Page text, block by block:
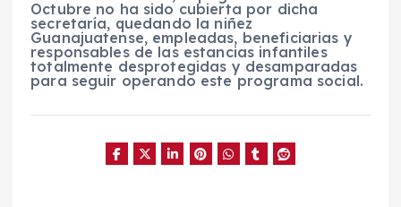
Octubre no ha sido cubierta por dicha
secretaría, quedando la niñez
Guanajuatense, empleadas, beneficiarias y
responsables de las estancias infantiles
totalmente desprotegidas y desamparadas
para seguir operando este programa social.